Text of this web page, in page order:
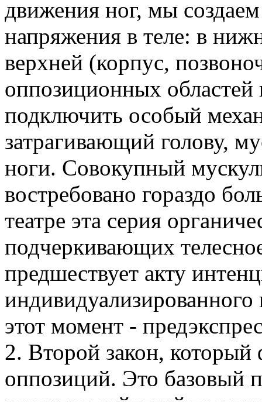
движения ног, мы
напряжения в теле: в
верхней (корпус,
оппозиционных областей
подключить особый
затрагивающий голову,
ноги. Совокупный
востребовано гораздо
театре эта серия
подчеркивающих
предшествует акту
этот момент -
2. Второй закон, который
оппозиций. Это базовый